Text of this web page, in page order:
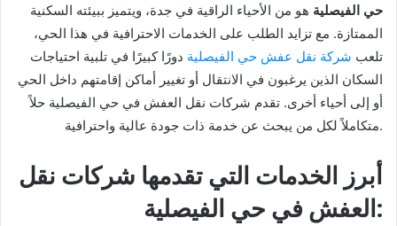
حي الفيصلية هو من الأحياء الراقية في جدة، ويتميز ببيئته السكنية
الممتازة. مع تزايد الطلب على الخدمات الاحترافية في هذا الحي،
تلعب شركة نقل عفش حي الفيصلية دورًا كبيرًا في تلبية احتياجات
السكان الذين يرغبون في الانتقال أو تغيير أماكن إقامتهم داخل الحي
أو إلى أحياء أخرى. تقدم شركات نقل العفش في حي الفيصلية حلاً
متكاملاً لكل من يبحث عن خدمة ذات جودة عالية واحترافية.
أبرز الخدمات التي تقدمها شركات نقل
العفش في حي الفيصلية: